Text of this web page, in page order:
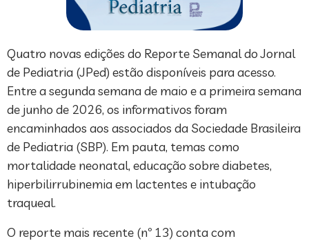
Quatro novas edições do Reporte Semanal do Jornal
de Pediatria (JPed) estão disponíveis para acesso.
Entre a segunda semana de maio e a primeira semana
de junho de 2026, os informativos foram
encaminhados aos associados da Sociedade Brasileira
de Pediatria (SBP). Em pauta, temas como
mortalidade neonatal, educação sobre diabetes,
hiperbilirrubinemia em lactentes e intubação
traqueal.
O reporte mais recente (nº 13) conta com